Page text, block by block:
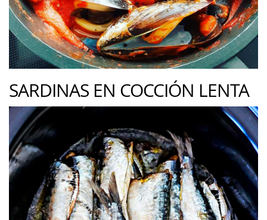
SARDINAS EN COCCIÓN LENTA